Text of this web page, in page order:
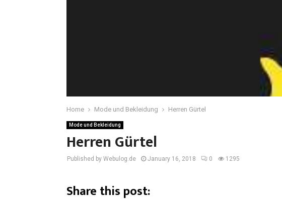
Home Mode und Bekleidung Herren Gürtel
Mode und Bekleidung
Herren Gürtel
Published by Webulog.de January 16, 2018 0 1295
Share this post: